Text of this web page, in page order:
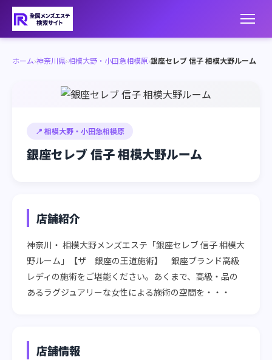
ホーム›神奈川県›相模大野・小田急相模原›銀座セレブ 信子 相模大野ルーム
📍 相模大野・小田急相模原
銀座セレブ 信子 相模大野ルーム
店舗紹介
神奈川・ 相模大野メンズエステ「銀座セレブ 信子 相模大
野ルーム」【ザ　銀座の王道施術】　銀座ブランド高級
レディの施術をご堪能ください。あくまで、高級・品の
あるラグジュアリーな女性による施術の空間を・・・
店舗情報